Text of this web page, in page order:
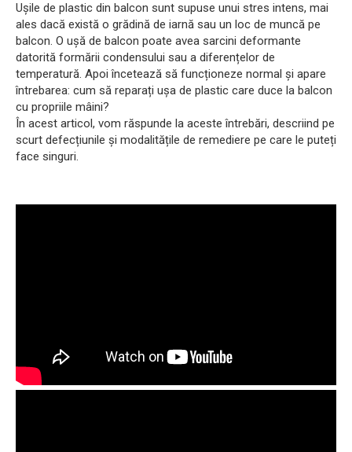
Ușile de plastic din balcon sunt supuse unui stres intens, mai
ales dacă există o grădină de iarnă sau un loc de muncă pe
balcon. O ușă de balcon poate avea sarcini deformante
datorită formării condensului sau a diferențelor de
temperatură. Apoi încetează să funcționeze normal și apare
întrebarea: cum să reparați ușa de plastic care duce la balcon
cu propriile mâini?
În acest articol, vom răspunde la aceste întrebări, descriind pe
scurt defecțiunile și modalitățile de remediere pe care le puteți
face singuri.